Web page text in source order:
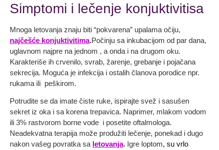
Simptomi i lečenje konjuktivitisa
Mnoga letovanja znaju biti “pokvarena” upalama očiju,
najčešće konjuktivitima.Počinju sa inkubacijom od par dana,
uglavnom najpre na jednom , a onda i na drugom oku.
Karakteriše ih crvenilo, svrab, žarenje, grebanje i pojačana
sekrecija. Moguća je infekcija i ostalih članova porodice npr.
rukama ili peškirom.
Potrudite se da imate čiste ruke, ispirajte svež i sasušen
sekret iz oka i sa korena trepavica. Naprimer, mlakom vodom
ili 3% rastvorom borne vode i posetite oftalmologa.
Neadekvatna terapija može produžiti lečenje, ponekad i dugo
nakon vašeg povratka sa letovanja. Igre loptom, su vrlo